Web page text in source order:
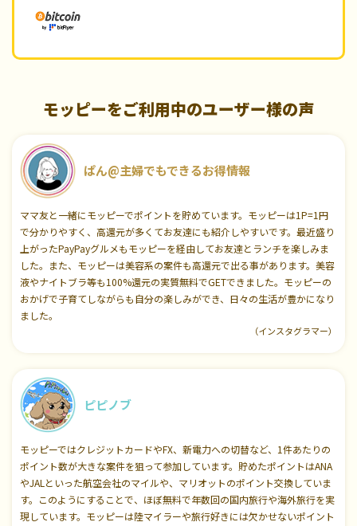
モッピーをご利用中のユーザー様の声
ぱん@主婦でもできるお得情報
ママ友と一緒にモッピーでポイントを貯めています。モッピーは1P=1円
で分かりやすく、高還元が多くてお友達にも紹介しやすいです。最近盛り
上がったPayPayグルメもモッピーを経由してお友達とランチを楽しみま
した。また、モッピーは美容系の案件も高還元で出る事があります。美容
液やナイトブラ等も100%還元の実質無料でGETできました。モッピーの
おかげで子育てしながらも自分の楽しみができ、日々の生活が豊かになり
ました。
（インスタグラマー）
ピピノブ
モッピーではクレジットカードやFX、新電力への切替など、1件あたりの
ポイント数が大きな案件を狙って参加しています。貯めたポイントはANA
やJALといった航空会社のマイルや、マリオットのポイント交換していま
す。このようにすることで、ほぼ無料で年数回の国内旅行や海外旅行を実
現しています。モッピーは陸マイラーや旅行好きには欠かせないポイント